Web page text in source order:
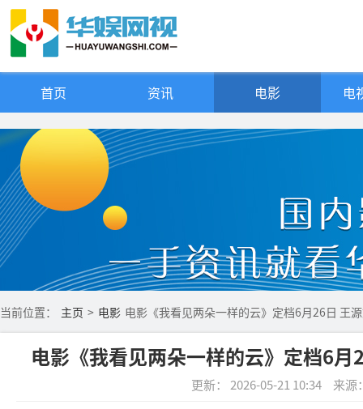
首页 资讯 电影 电
当前位置： 主页 > 电影 电影《我看见两朵一样的云》定档6月26日 王
电影《我看见两朵一样的云》定档6
更新： 2026-05-21 10:34 来源